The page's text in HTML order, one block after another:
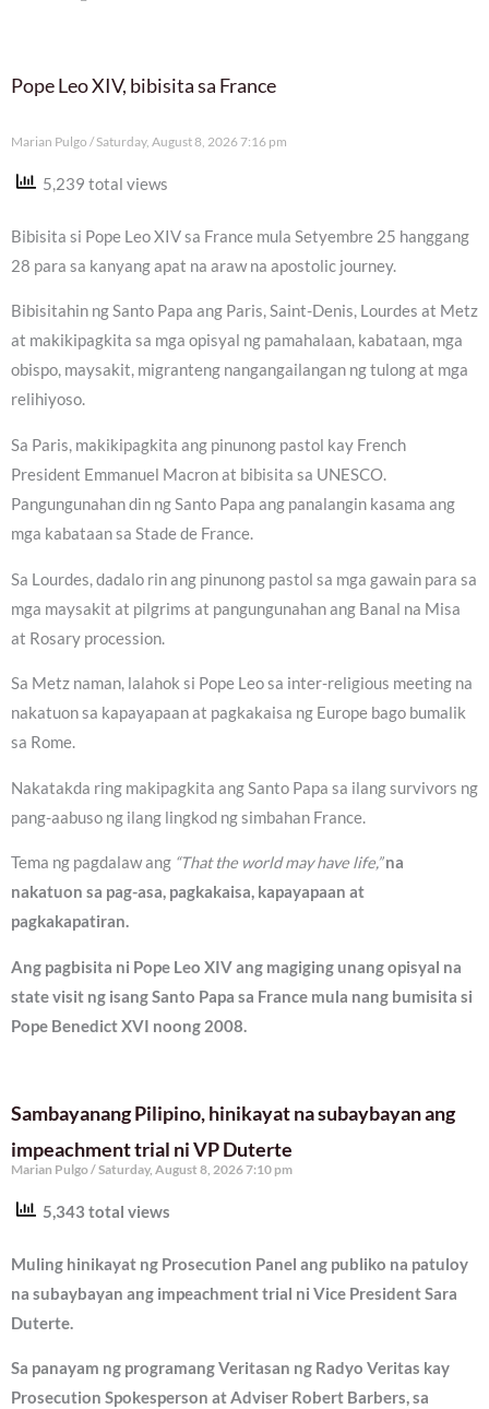
Pope Leo XIV, bibisita sa France
Marian Pulgo Saturday, August 8, 2026 7:16 pm
5,239 total views
Bibisita si Pope Leo XIV sa France mula Setyembre 25 hanggang
28 para sa kanyang apat na araw na apostolic journey.
Bibisitahin ng Santo Papa ang Paris, Saint-Denis, Lourdes at Metz
at makikipagkita sa mga opisyal ng pamahalaan, kabataan, mga
obispo, maysakit, migranteng nangangailangan ng tulong at mga
relihiyoso.
Sa Paris, makikipagkita ang pinunong pastol kay French
President Emmanuel Macron at bibisita sa UNESCO.
Pangungunahan din ng Santo Papa ang panalangin kasama ang
mga kabataan sa Stade de France.
Sa Lourdes, dadalo rin ang pinunong pastol sa mga gawain para sa
mga maysakit at pilgrims at pangungunahan ang Banal na Misa
at Rosary procession.
Sa Metz naman, lalahok si Pope Leo sa inter-religious meeting na
nakatuon sa kapayapaan at pagkakaisa ng Europe bago bumalik
sa Rome.
Nakatakda ring makipagkita ang Santo Papa sa ilang survivors ng
pang-aabuso ng ilang lingkod ng simbahan France.
Tema ng pagdalaw ang “That the world may have life,”na
nakatuon sa pag-asa, pagkakaisa, kapayapaan at
pagkakapatiran.
Ang pagbisita ni Pope Leo XIV ang magiging unang opisyal na
state visit ng isang Santo Papa sa France mula nang bumisita si
Pope Benedict XVI noong 2008.
Sambayanang Pilipino, hinikayat na subaybayan ang
impeachment trial ni VP Duterte
Marian Pulgo Saturday, August 8, 2026 7:10 pm
5,343 total views
Muling hinikayat ng Prosecution Panel ang publiko na patuloy
na subaybayan ang impeachment trial ni Vice President Sara
Duterte.
Sa panayam ng programang Veritasan ng Radyo Veritas kay
Prosecution Spokesperson at Adviser Robert Barbers, sa